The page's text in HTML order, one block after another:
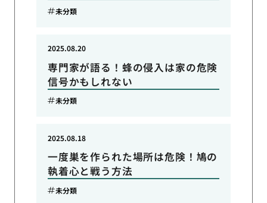
未分類
専門家が語る！蜂の侵入は家の危険
信号かもしれない
2025.08.20
未分類
一度巣を作られた場所は危険！鳩の
執着心と戦う方法
2025.08.18
未分類